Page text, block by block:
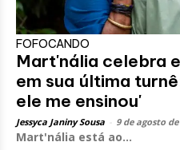
FOFOCANDO
Mart'nália celebra
em sua última
ele me ensinou'
Jessyca Janiny Sousa 9 de agosto de
Mart'nália está ao...